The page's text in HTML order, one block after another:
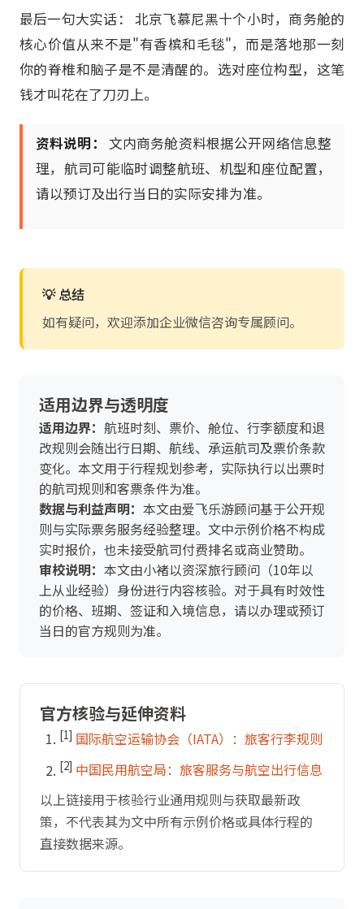
最后一句大实话： 北京飞慕尼黑十个小时，商务舱的
核心价值从来不是"有香槟和毛毯"，而是落地那一刻
你的脊椎和脑子是不是清醒的。选对座位构型，这笔
钱才叫花在了刀刃上。
资料说明：
文内商务舱资料根据公开网络信息整
理，航司可能临时调整航班、机型和座位配置，
请以预订及出行当日的实际安排为准。
💡 总结
如有疑问，欢迎添加企业微信咨询专属顾问。
适用边界与透明度
适用边界： 航班时刻、票价、舱位、行李额度和退
改规则会随出行日期、航线、承运航司及票价条款
变化。本文用于行程规划参考，实际执行以出票时
的航司规则和客票条件为准。
数据与利益声明： 本文由爱飞乐游顾问基于公开规
则与实际票务服务经验整理。文中示例价格不构成
实时报价，也未接受航司付费排名或商业赞助。
审校说明： 本文由小褚以资深旅行顾问（10年以
上从业经验）身份进行内容核验。对于具有时效性
的价格、班期、签证和入境信息，请以办理或预订
当日的官方规则为准。
官方核验与延伸资料
[1] 国际航空运输协会（IATA）：旅客行李规则
[2] 中国民用航空局：旅客服务与航空出行信息
以上链接用于核验行业通用规则与获取最新政
策，不代表其为文中所有示例价格或具体行程的
直接数据来源。